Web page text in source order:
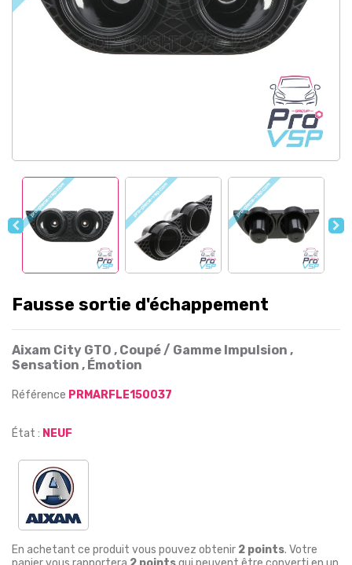
Fausse sortie d'échappement
Aixam City GTO , Coupé / Gamme Impulsion ,
Sensation , Émotion
Référence PRMARFLE150037
État : NEUF
En achetant ce produit vous pouvez obtenir 2 points. Votre